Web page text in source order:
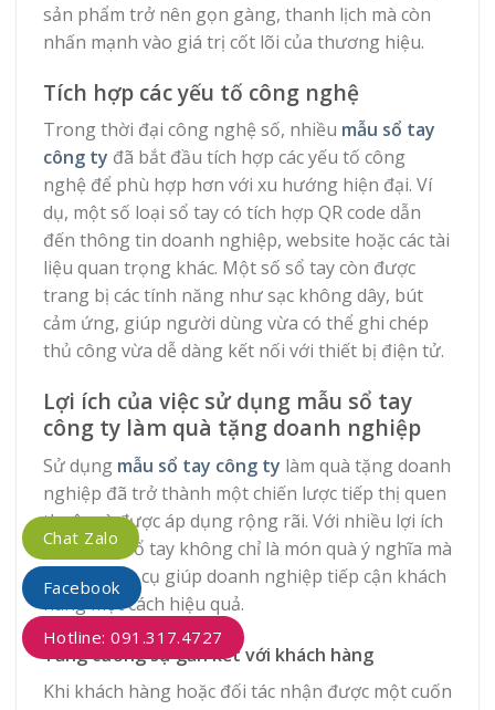
sản phẩm trở nên gọn gàng, thanh lịch mà còn
nhấn mạnh vào giá trị cốt lõi của thương hiệu.
Tích hợp các yếu tố công nghệ
Trong thời đại công nghệ số, nhiều mẫu sổ tay
công ty đã bắt đầu tích hợp các yếu tố công
nghệ để phù hợp hơn với xu hướng hiện đại. Ví
dụ, một số loại sổ tay có tích hợp QR code dẫn
đến thông tin doanh nghiệp, website hoặc các tài
liệu quan trọng khác. Một số sổ tay còn được
trang bị các tính năng như sạc không dây, bút
cảm ứng, giúp người dùng vừa có thể ghi chép
thủ công vừa dễ dàng kết nối với thiết bị điện tử.
Lợi ích của việc sử dụng mẫu sổ tay
công ty làm quà tặng doanh nghiệp
Sử dụng mẫu sổ tay công ty làm quà tặng doanh
nghiệp đã trở thành một chiến lược tiếp thị quen
thuộc và được áp dụng rộng rãi. Với nhiều lợi ích
vượt trội, sổ tay không chỉ là món quà ý nghĩa mà
còn là công cụ giúp doanh nghiệp tiếp cận khách
hàng một cách hiệu quả.
Tăng cường sự gắn kết với khách hàng
Khi khách hàng hoặc đối tác nhận được một cuốn
Chat Zalo
Facebook
Hotline: 091.317.4727